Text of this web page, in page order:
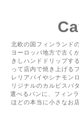
北欧の国フィンランド
ヨーロッパ地方で古く
きしハンドドリップす
って店内で焼き上げる
レリアパイやシナモン
リジナルのカルピスバ
選べるパンに、フィン
ほどの本当に小さなお